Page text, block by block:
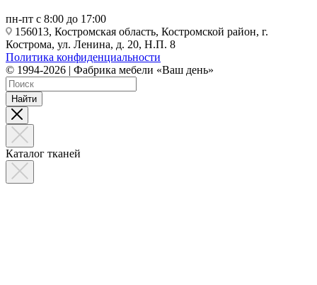
пн-пт с 8:00 до 17:00
156013, Костромская область, Костромской район, г.
Кострома, ул. Ленина, д. 20, Н.П. 8
Политика конфиденциальности
© 1994-2026 | Фабрика мебели «Ваш день»
Найти
Каталог тканей